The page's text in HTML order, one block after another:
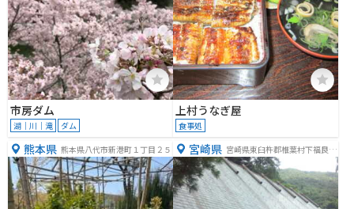
市房ダム
湖｜川｜滝 ダム
上村うなぎ屋
食事処
熊本県 熊本県八代市新港町１丁目２５ 宮崎県 宮崎県東臼杵郡椎葉村下福良１
８１８